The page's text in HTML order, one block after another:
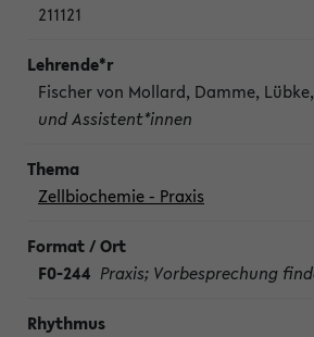
211121
Fischer von Mollard, Damme,
und Assistent*innen
Zellbiochemie - Praxis
F0-244 Praxis; Vorbesprechung